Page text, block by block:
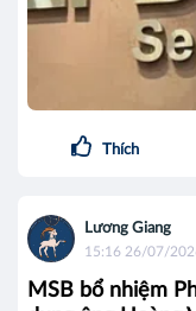
Thích
Lương Giang
15:16 26/07/
MSB bổ nhiệm